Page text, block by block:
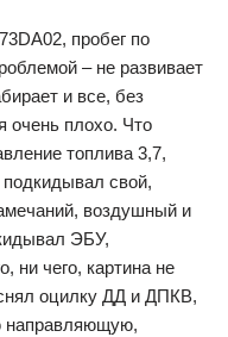
пробег по
– не развивает
и все, без
очень плохо. Что
топлива 3,7,
свой,
воздушный и
ЭБУ,
ни чего, картина не
оцилку ДД и ДПКВ,
направляющую,